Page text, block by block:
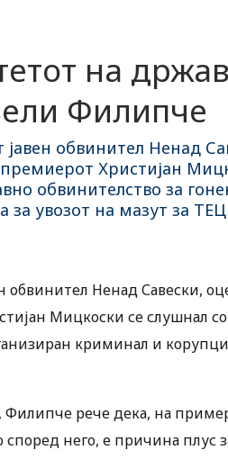
на
Филипче
обвинител Ненад
Христијан
обвинителство за
за увозот на мазут за ТЕЦ
Ненад Савески,
Мицкоски се слушнал
криминал и
рече дека, на
него, е причина плус